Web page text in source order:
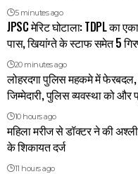
5 minutes ago
JPSC मेरिट घोटाला: TDPL का
पास, खियांग्ते के स्टाफ समेत 5
20 minutes ago
लोहरदगा पुलिस महकमे में
जिम्मेदारी, पुलिस व्यवस्था को और
10 hours ago
महिला मरीज से डॉक्टर ने की
के शिकायत दर्ज
11 hours ago